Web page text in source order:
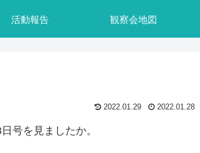
活動報告 観察会地図
2022.01.29 2022.01.28
号を見ましたか。